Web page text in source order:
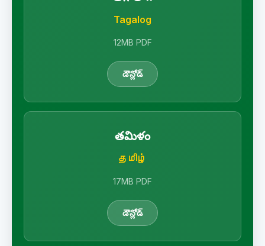
Tagalog
12MB PDF
డౌన్లోడ్
తమిళం
தமிழ்
17MB PDF
డౌన్లోడ్